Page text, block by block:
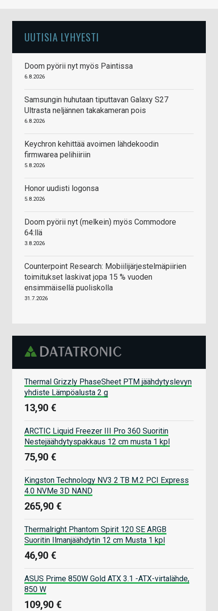
UUTISIA LYHYESTI
Doom pyörii nyt myös Paintissa
6.8.2026
Samsungin huhutaan tiputtavan Galaxy S27
Ultrasta neljännen takakameran pois
6.8.2026
Keychron kehittää avoimen lähdekoodin
firmwarea pelihiiriin
5.8.2026
Honor uudisti logonsa
5.8.2026
Doom pyörii nyt (melkein) myös Commodore
64:llä
3.8.2026
Counterpoint Research: Mobiilijärjestelmäpiirien
toimitukset laskivat jopa 15 % vuoden
ensimmäisellä puoliskolla
31.7.2026
Thermal Grizzly PhaseSheet PTM jäähdytyslevyn
yhdiste Lämpöalusta 2 g
13,90 €
ARCTIC Liquid Freezer III Pro 360 Suoritin
Nestejäähdytyspakkaus 12 cm musta 1 kpl
75,90 €
Kingston Technology NV3 2 TB M.2 PCI Express
4.0 NVMe 3D NAND
265,90 €
Thermalright Phantom Spirit 120 SE ARGB
Suoritin Ilmanjäähdytin 12 cm Musta 1 kpl
46,90 €
ASUS Prime 850W Gold ATX 3.1 -ATX-virtalähde,
850 W
109,90 €